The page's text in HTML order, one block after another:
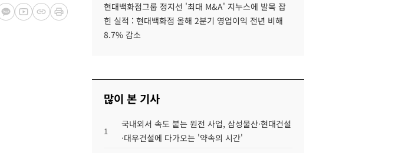
현대백화점그룹 정지선 '최대 M&A' 지누스에 발목 잡
힌 실적 : 현대백화점 올해 2분기 영업이익 전년 비해
8.7% 감소
많이 본 기사
1
국내외서 속도 붙는 원전 사업, 삼성물산·현대건설
·대우건설에 다가오는 '약속의 시간'